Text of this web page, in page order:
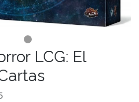
LCG: El